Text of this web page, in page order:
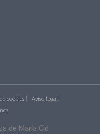
cookies
Aviso legal
de María Cid